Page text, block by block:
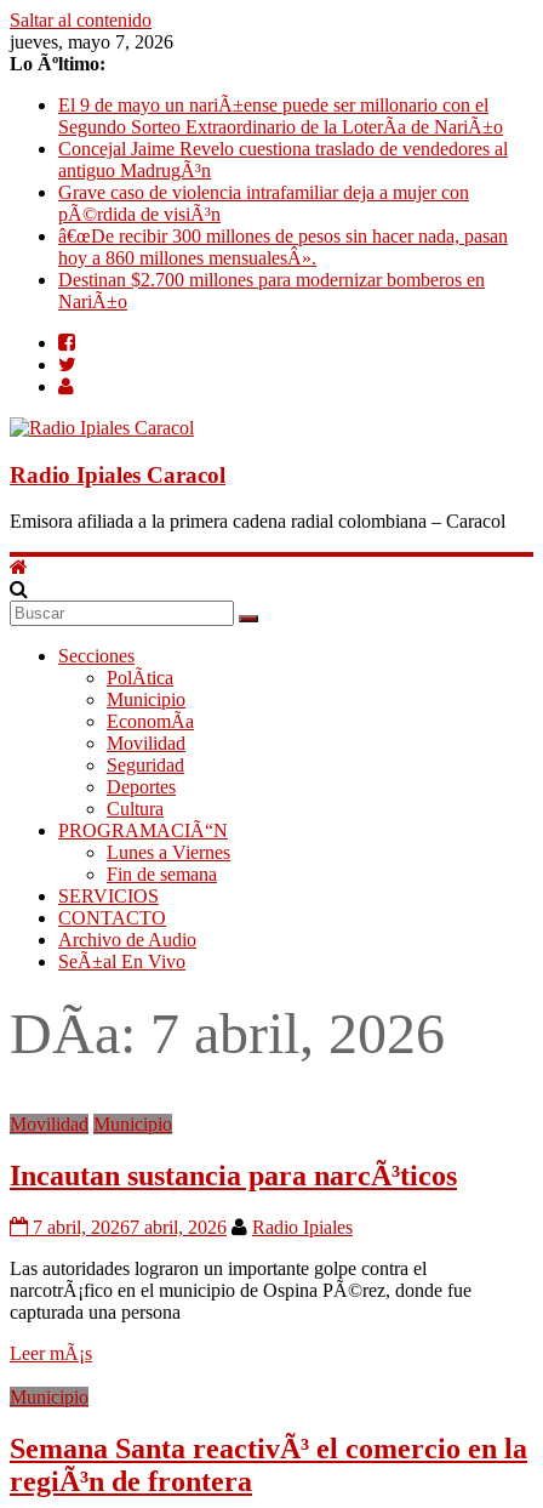
Saltar al contenido
jueves, mayo 7, 2026
Lo Ãºltimo:
El 9 de mayo un nariÃ±ense puede ser millonario con el
Segundo Sorteo Extraordinario de la LoterÃ­a de NariÃ±o
Concejal Jaime Revelo cuestiona traslado de vendedores al
antiguo MadrugÃ³n
Grave caso de violencia intrafamiliar deja a mujer con
pÃ©rdida de visiÃ³n
â€œDe recibir 300 millones de pesos sin hacer nada, pasan
hoy a 860 millones mensualesÂ».
Destinan $2.700 millones para modernizar bomberos en
NariÃ±o
Radio Ipiales Caracol
Emisora afiliada a la primera cadena radial colombiana – Caracol
Secciones
PolÃ­tica
Municipio
EconomÃ­a
Movilidad
Seguridad
Deportes
Cultura
PROGRAMACIÃ“N
Lunes a Viernes
Fin de semana
SERVICIOS
CONTACTO
Archivo de Audio
SeÃ±al En Vivo
DÃ­a: 7 abril, 2026
Movilidad Municipio
Incautan sustancia para narcÃ³ticos
7 abril, 20267 abril, 2026
Radio Ipiales
Las autoridades lograron un importante golpe contra el
narcotrÃ¡fico en el municipio de Ospina PÃ©rez, donde fue
capturada una persona
Leer mÃ¡s
Municipio
Semana Santa reactivÃ³ el comercio en la
regiÃ³n de frontera